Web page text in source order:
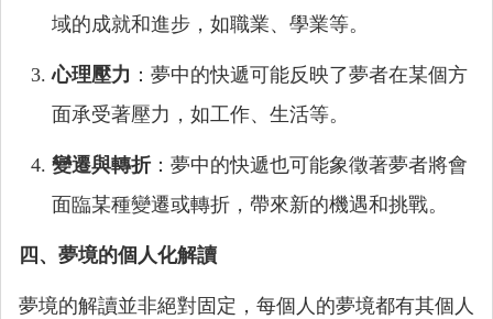
域的成就和進步，如職業、學業等。
心理壓力 ：夢中的快遞可能反映了夢者在某個方
面承受著壓力，如工作、生活等。
變遷與轉折：夢中的快遞也可能象徵著夢者將會
面臨某種變遷或轉折，帶來新的機遇和挑戰。
四、夢境的個人化解讀
夢境的解讀並非絕對固定，每個人的夢境都有其個人